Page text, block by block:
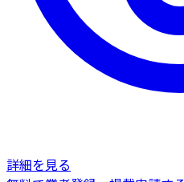
詳細を見る